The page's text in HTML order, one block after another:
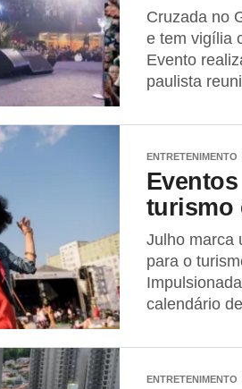
Cruzada no
e tem vigília
Evento
paulista
ENTRETENIMENTO
turismo
Julho marca
para o
calendário
ENTRETENIMENTO